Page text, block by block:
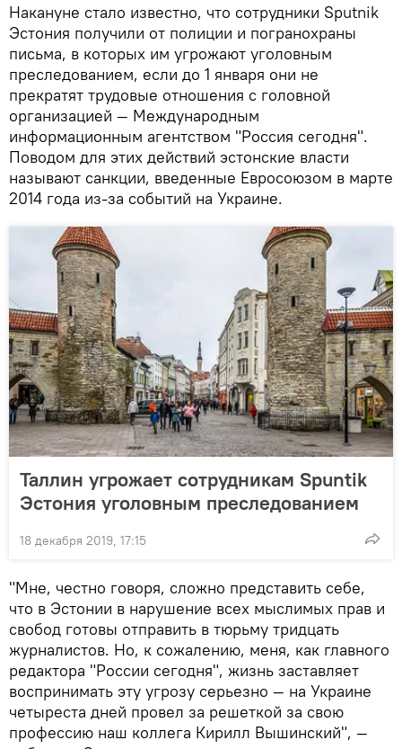
Накануне стало известно, что сотрудники Sputnik
Эстония получили от полиции и погранохраны
письма, в которых им угрожают уголовным
преследованием, если до 1 января они не
прекратят трудовые отношения с головной
организацией — Международным
информационным агентством "Россия сегодня".
Поводом для этих действий эстонские власти
называют санкции, введенные Евросоюзом в марте
2014 года из-за событий на Украине.
Таллин угрожает сотрудникам Spuntik
Эстония уголовным преследованием
18 декабря 2019, 17:15
"Мне, честно говоря, сложно представить себе,
что в Эстонии в нарушение всех мыслимых прав и
свобод готовы отправить в тюрьму тридцать
журналистов. Но, к сожалению, меня, как главного
редактора "России сегодня", жизнь заставляет
воспринимать эту угрозу серьезно — на Украине
четыреста дней провел за решеткой за свою
профессию наш коллега Кирилл Вышинский", —